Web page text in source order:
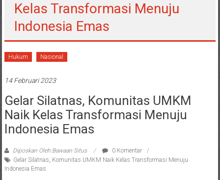
Kelas Transformasi Menuju
Indonesia Emas
Hukum Nasional
14 Februari 2023
Gelar Silatnas, Komunitas UMKM
Naik Kelas Transformasi Menuju
Indonesia Emas
Diposkan Oleh:Bawaan Situs
0 Komentar
Gelar Silatnas, Komunitas UMKM Naik Kelas Transformasi Menuju
Indonesia Emas